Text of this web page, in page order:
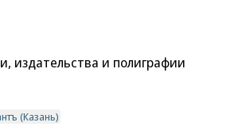
издательства и полиграфии
(Казань)